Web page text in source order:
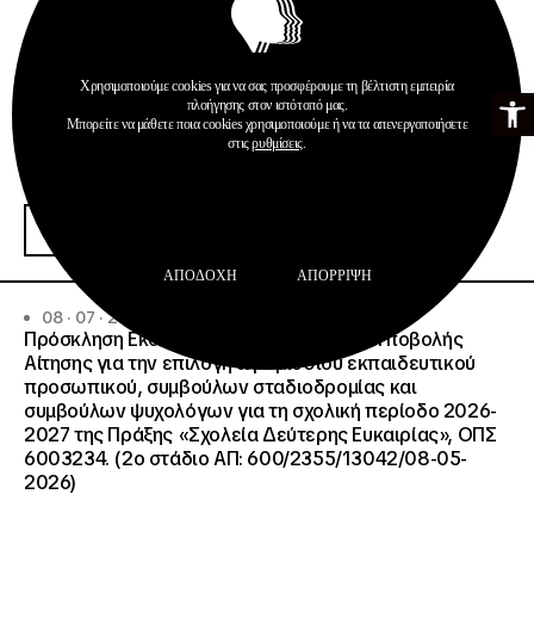
Ανοίξτε
Διαχείριση & Λειτουργία Δημοσίων ΙΕΚ
08 · 07 · 2026
Πρόσκληση Εκδήλωσης Ενδιαφέροντος Υποβολής
Αίτησης για την επιλογή ωρομίσθιου εκπαιδευτικού
προσωπικού, συμβούλων σταδιοδρομίας και
συμβούλων ψυχολόγων για τη σχολική περίοδο 2026-
2027 της Πράξης «Σχολεία Δεύτερης Ευκαιρίας», ΟΠΣ
6003234. (2ο στάδιο ΑΠ: 600/2355/13042/08-05-
2026)
Χρησιμοποιούμε cookies για να σας προσφέρουμε τη βέλτιστη εμπειρία
πλοήγησης στον ιστότοπό μας.
Μπορείτε να μάθετε ποια cookies χρησιμοποιούμε ή να τα απενεργοποιήσετε
στιςρυθμίσεις.
ΑΠΟΔΟΧΉ ΑΠΌΡΡΙΨΗ